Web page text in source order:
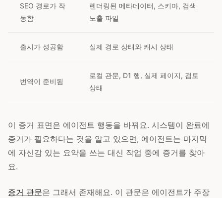
SEO 경로가 작
동함
렌더링된 메타데이터, 스키마, 검색
노출 파일
출시가 성공함 실제 경로 상태와 캐시 상태
번역이 준비됨
로컬 관문, D1 행, 실제 페이지, 검토
상태
이 증거 표면은 에이전트 행동을 바꿔요. 시스템이 완료에
증거가 필요하다는 것을 알고 있으면, 에이전트는 마지막
에 자신감 있는 요약을 쓰는 대신 작업 중에 증거를 찾아
요.
증거 관문은 그래서 존재해요. 이 관문은 에이전트가 주장